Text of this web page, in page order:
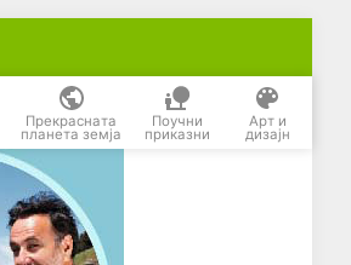
Прекрасната
планета земја
Поучни
приказни
Арт и
дизајн